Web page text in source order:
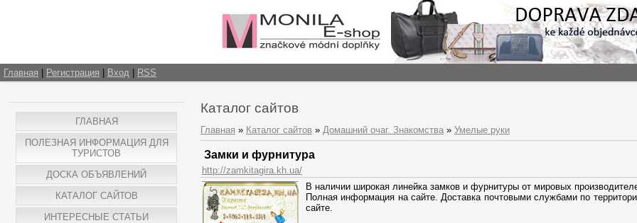
Главная Регистрация Вход RSS
ГЛАВНАЯ
ПОЛЕЗНАЯ ИНФОРМАЦИЯ ДЛЯ
ТУРИСТОВ
ДОСКА ОБЪЯВЛЕНИЙ
КАТАЛОГ САЙТОВ
ИНТЕРЕСНЫЕ СТАТЬИ
Каталог сайтов
Главная » Каталог сайтов » Домашний очаг. Знакомства » Умелые руки
Замки и фурнитура
http://zamkitagira.kh.ua/
В наличии широкая линейка замков и фурнитуры от мировых
Полная информация на сайте. Доставка почтовыми службами по
сайте.